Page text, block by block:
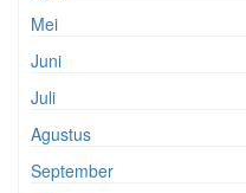
Mei
Juni
Juli
Agustus
September